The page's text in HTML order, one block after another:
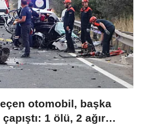
otomobil, başka
1 ölü, 2 ağır